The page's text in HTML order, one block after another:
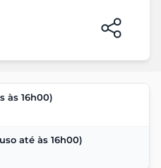
às 16h00)
até às 16h00)